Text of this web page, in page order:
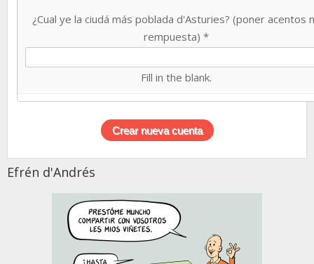
¿Cual ye la ciudá más poblada d'Asturies? (poner acentos
rempuesta) *
Fill in the blank.
Efrén d'Andrés